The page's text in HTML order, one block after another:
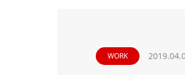
WORK